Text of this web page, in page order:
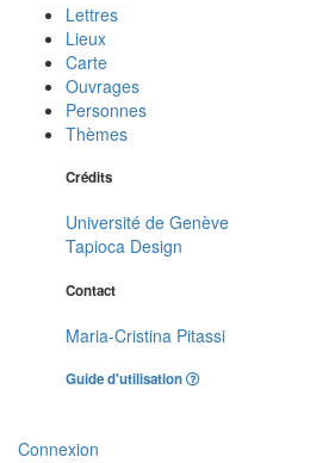
Lettres
Lieux
Carte
Ouvrages
Personnes
Thèmes
Crédits
Université de Genève
Tapioca Design
Contact
Maria-Cristina Pitassi
Guide d'utilisation
Connexion